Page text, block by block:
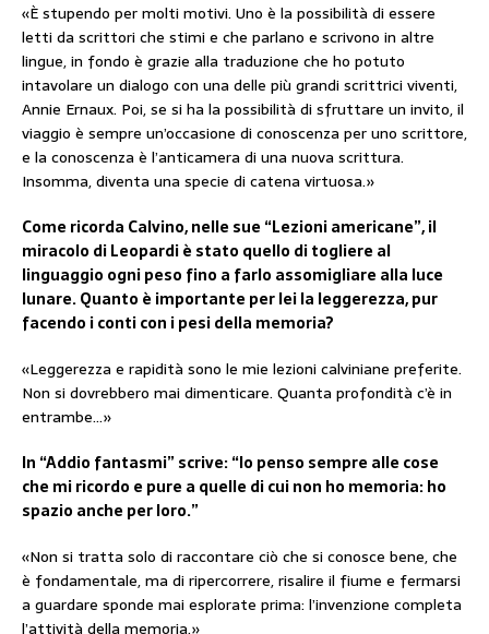
«È stupendo per molti motivi. Uno è la possibilità di essere
letti da scrittori che stimi e che parlano e scrivono in altre
lingue, in fondo è grazie alla traduzione che ho potuto
intavolare un dialogo con una delle più grandi scrittrici viventi,
Annie Ernaux. Poi, se si ha la possibilità di sfruttare un invito, il
viaggio è sempre un’occasione di conoscenza per uno scrittore,
e la conoscenza è l’anticamera di una nuova scrittura.
Insomma, diventa una specie di catena virtuosa.»
Come ricorda Calvino, nelle sue “Lezioni americane”, il
miracolo di Leopardi è stato quello di togliere al
linguaggio ogni peso fino a farlo assomigliare alla luce
lunare. Quanto è importante per lei la leggerezza, pur
facendo i conti con i pesi della memoria?
«Leggerezza e rapidità sono le mie lezioni calviniane preferite.
Non si dovrebbero mai dimenticare. Quanta profondità c’è in
entrambe…»
In “Addio fantasmi” scrive: “Io penso sempre alle cose
che mi ricordo e pure a quelle di cui non ho memoria: ho
spazio anche per loro.”
«Non si tratta solo di raccontare ciò che si conosce bene, che
è fondamentale, ma di ripercorrere, risalire il fiume e fermarsi
a guardare sponde mai esplorate prima: l’invenzione completa
l’attività della memoria.»